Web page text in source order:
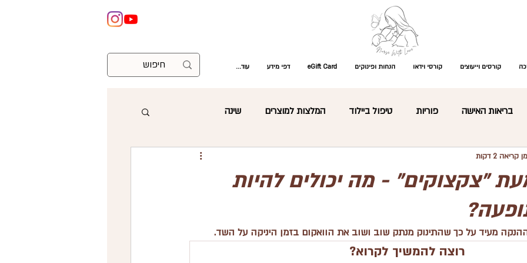
קורסים וייעוצים קורסי וידאו הנחות ופינוקים eGift Card דפי מידע עוד...
בריאות האישה פוריות טיפול ביילוד המלצות למוצרים שינה
התפתחות תינוקות
מוצרים
״צקצוקים״ - מה יכולים להיות
קריאה 2 דקות
מעיד על כך שהתינוק מנתק שוב ושוב את הוואקום בזמן היניקה על השד.
רוצה להמשיך לקרוא?